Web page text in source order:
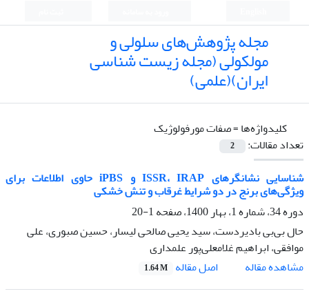
مجله پژوهش‌های سلولی و
مولکولی (مجله زیست شناسی
ایران)(علمی)
کلیدواژه‌ها =صفات مورفولوژیک
تعداد مقالات:
2
شناسایی نشانگرهای ISSR، IRAP و iPBS حاوی اطلاعات برای
ویژگی‌های برنج در دو شرایط غرقاب و تنش خشکی
دوره 34، شماره 1، بهار 1400، صفحه
1-20
حال‌ بی‌بی بادیردست، سید یحیی صالحی لیسار، حسین صبوری، علی
موافقی، ابراهیم غلامعلی‌پور علمداری
مشاهده مقاله
اصل مقاله 1.64 M